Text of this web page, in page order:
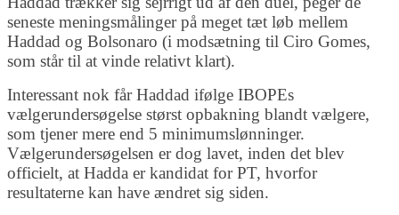
seneste meningsmålinger på meget tæt løb mellem
Haddad og Bolsonaro (i modsætning til Ciro Gomes,
som står til at vinde relativt klart).
Interessant nok får Haddad ifølge IBOPEs
vælgerundersøgelse størst opbakning blandt vælgere,
som tjener mere end 5 minimumslønninger.
Vælgerundersøgelsen er dog lavet, inden det blev
officielt, at Hadda er kandidat for PT, hvorfor
resultaterne kan have ændret sig siden.